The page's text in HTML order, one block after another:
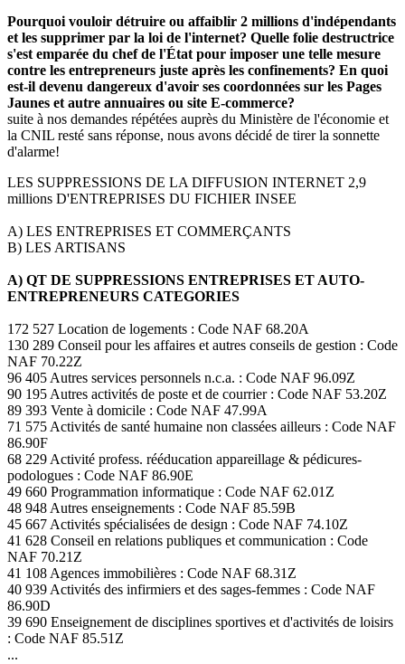
Pourquoi vouloir détruire ou affaiblir 2 millions d'indépendants
et les supprimer par la loi de l'internet? Quelle folie destructrice
s'est emparée du chef de l'État pour imposer une telle mesure
contre les entrepreneurs juste après les confinements? En quoi
est-il devenu dangereux d'avoir ses coordonnées sur les Pages
Jaunes et autre annuaires ou site E-commerce?
suite à nos demandes répétées auprès du Ministère de l'économie et
la CNIL resté sans réponse, nous avons décidé de tirer la sonnette
d'alarme!
LES SUPPRESSIONS DE LA DIFFUSION INTERNET 2,9
millions D'ENTREPRISES DU FICHIER INSEE
A) LES ENTREPRISES ET COMMERÇANTS
B) LES ARTISANS
A) QT DE SUPPRESSIONS ENTREPRISES ET AUTO-
ENTREPRENEURS CATEGORIES
172 527 Location de logements : Code NAF 68.20A
130 289 Conseil pour les affaires et autres conseils de gestion : Code
NAF 70.22Z
96 405 Autres services personnels n.c.a. : Code NAF 96.09Z
90 195 Autres activités de poste et de courrier : Code NAF 53.20Z
89 393 Vente à domicile : Code NAF 47.99A
71 575 Activités de santé humaine non classées ailleurs : Code NAF
86.90F
68 229 Activité profess. rééducation appareillage & pédicures-
podologues : Code NAF 86.90E
49 660 Programmation informatique : Code NAF 62.01Z
48 948 Autres enseignements : Code NAF 85.59B
45 667 Activités spécialisées de design : Code NAF 74.10Z
41 628 Conseil en relations publiques et communication : Code
NAF 70.21Z
41 108 Agences immobilières : Code NAF 68.31Z
40 939 Activités des infirmiers et des sages-femmes : Code NAF
86.90D
39 690 Enseignement de disciplines sportives et d'activités de loisirs
: Code NAF 85.51Z
...